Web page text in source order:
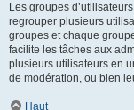
Les groupes
regrouper plusieurs
groupes et chaque
facilite les tâches aux
plusieurs utilisateurs en
de modération, ou bien
Haut